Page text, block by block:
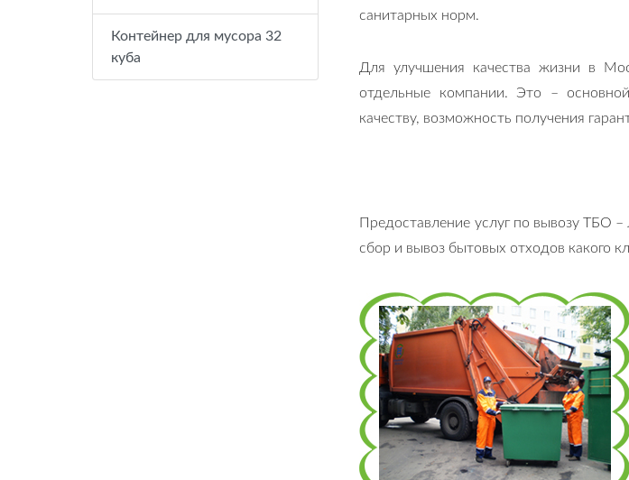
Контейнер для мусора 32
куба
санитарных норм.
Для улучшения качества жизни в
отдельные компании. Это –
качеству, возможность получения
Предоставление услуг по вывозу ТБО
сбор и вывоз бытовых отходов какого